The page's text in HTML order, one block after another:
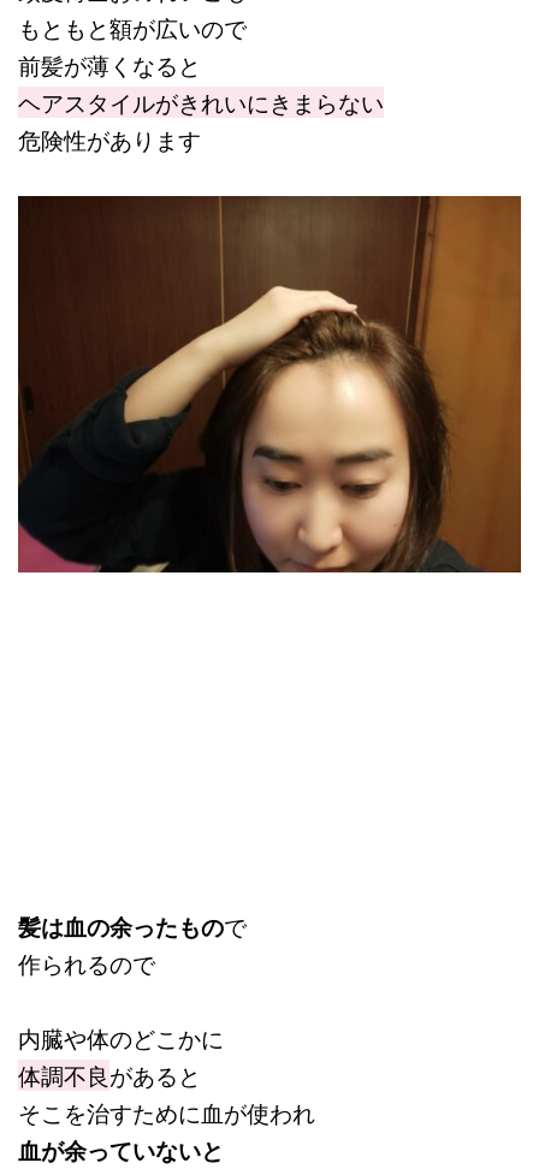
もともと額が広いので
前髪が薄くなると
ヘアスタイルがきれいにきまらない
危険性があります
髪は血の余ったもので
作られるので
内臓や体のどこかに
体調不良があると
そこを治すために血が使われ
血が余っていないと